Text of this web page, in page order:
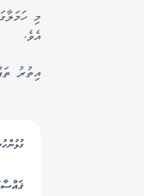
މި
އެވެ.
އިތުރު